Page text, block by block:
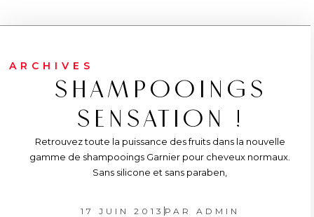
ARCHIVES
SHAMPOOINGS
SENSATION !
Retrouvez toute la puissance des fruits dans la nouvelle
gamme de shampooings Garnier pour cheveux normaux.
Sans silicone et sans paraben,
17 JUIN 2013 PAR ADMIN